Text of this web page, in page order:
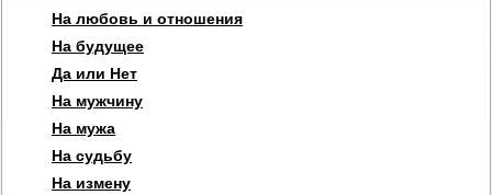
На любовь и отношения
На будущее
Да или Нет
На мужчину
На мужа
На судьбу
На измену